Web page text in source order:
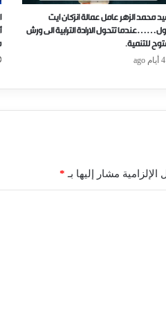
محمد الزهر عامل عمالة انزكان ايت
تتحول الارادة الترابية الى ورش
للتنمية.
4 أيام ago
الإلزامية مشار إليها بـ *